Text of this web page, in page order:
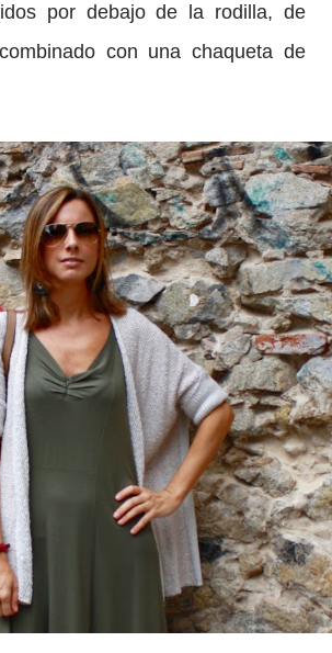
por debajo de la rodilla, de
con una chaqueta de